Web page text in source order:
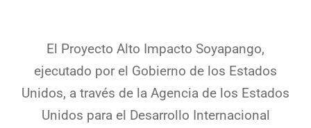
El Proyecto Alto Impacto Soyapango,
ejecutado por el Gobierno de los Estados
Unidos, a través de la Agencia de los Estados
Unidos para el Desarrollo Internacional